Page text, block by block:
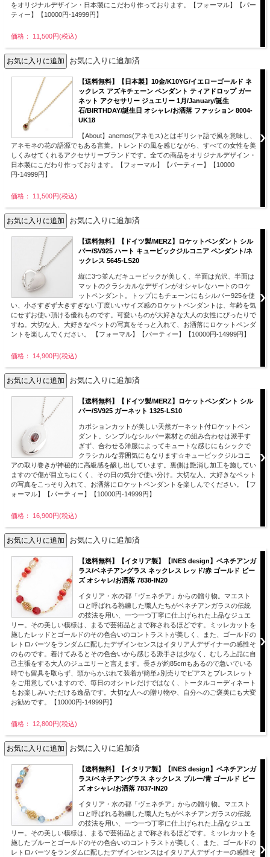
をオリジナルデザイン・日本製にこだわり作っております。【フォーマル】【パー
ティー】【10000円-14999円】
価格： 11,500円(税込)
お気に入りに追加済
【送料無料】【日本製】10金/K10YG/イエローゴールド ネ
ックレス アズキチェーン ペンダント ティアドロップ ガー
ネット アクセサリー ジュエリー 1月/January/誕生
石/BIRTHDAY/誕生日 オシャレ/お洒落 ファッション 8004-
UK18
【About】anemos(アネモス)とはギリシャ語で風を意味し、
アネモネの花の語源でもある言葉。トレンドの風を感じながら、すべての女性を美
しくみせてくれるアクセサリーブランドです。全ての商品をオリジナルデザイン・
日本製にこだわり作っております。【フォーマル】【パーティー】【10000
円-14999円】
価格： 11,500円(税込)
お気に入りに追加済
【送料無料】【ドイツ製/MERZ】ロケットペンダント シル
バー/SV925 ハート キュービックジルコニア ペンダント/ネ
ックレス 5645-LS20
縦に3つ並んだキュービックが美しく、半面は光沢、半面は
マットのクラシカルなデザインがオシャレなハートのロケ
ットペンダント。トップにもチェーンにもシルバー925を使
い、小さすぎず大きすぎない丁度いいサイズ感のロケットペンダントは、年齢を気
にせずお使い頂ける優れものです。可愛いものが大好きな大人の女性にぴったりで
すね。大切な人、大好きなペットの写真をそっと入れて、お洒落にロケットペンダ
ントを楽しんでください。 【フォーマル】【パーティー】【10000円-14999円】
価格： 14,900円(税込)
お気に入りに追加済
【送料無料】【ドイツ製/MERZ】ロケットペンダント シル
バー/SV925 ガーネット 1325-LS10
カボションカットが美しい天然ガーネット付ロケットペン
ダント。シンプルなシルバー素材との組み合わせは派手す
ぎず、合わせる洋服によってキュートな感じにもシックで
クラシカルな雰囲気にもなります☆キュービックジルコニ
アの取り巻きが神秘的に高級感を醸し出しています。裏側は艶消し加工を施してい
ますので傷が目立ちにくく、その日の気分で使い分け。大切な人、大好きなペット
の写真をこっそり入れて、お洒落にロケットペンダントを楽しんでください。【フ
ォーマル】【パーティー】【10000円-14999円】
価格： 16,900円(税込)
お気に入りに追加済
【送料無料】【イタリア製】【INES design】ベネチアンガ
ラス/ベネチアングラス ネックレス レッド/赤 ゴールド ビー
ズ オシャレ/お洒落 7838-IN20
イタリア・水の都「ヴェネチア」からの贈り物。マエスト
ロと呼ばれる熟練した職人たちがベネチアンガラスの伝統
の技法を用い、一つ一つ丁寧に仕上げられた上品なジュエ
リー。その美しい模様は、まるで芸術品とまで称されるほどです。ミッレカットを
施したレッドとゴールドのその色合いのコントラストが美しく、また、ゴールドの
レトロパーツをランダムに配したデザインセンスはイタリア人デザイナーの感性そ
のものです。着けてみるとその色合いから感じる派手さは少なく、むしろ上品に自
己主張をする大人のジュエリーと言えます。長さが約85cmもあるので急いでいる
時でも留具を取らず、頭からかぶれて装着が簡単♪別売りでピアスとブレスレット
をご用意していますので、毎日のオシャレだけではなく、トータルコーディネート
もお楽しみいただける逸品です。大切な人への贈り物や、自分へのご褒美にも大変
お勧めです。【10000円-14999円】
価格： 12,800円(税込)
お気に入りに追加済
【送料無料】【イタリア製】【INES design】ベネチアンガ
ラス/ベネチアングラス ネックレス ブルー/青 ゴールド ビー
ズ オシャレ/お洒落 7837-IN20
イタリア・水の都「ヴェネチア」からの贈り物。マエスト
ロと呼ばれる熟練した職人たちがベネチアンガラスの伝統
の技法を用い、一つ一つ丁寧に仕上げられた上品なジュエ
リー。その美しい模様は、まるで芸術品とまで称されるほどです。ミッレカットを
施したブルーとゴールドのその色合いのコントラストが美しく、また、ゴールドの
レトロパーツをランダムに配したデザインセンスはイタリア人デザイナーの感性そ